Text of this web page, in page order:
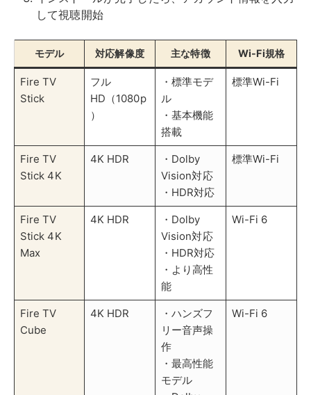
Fire TV
Max
4K HDR
・HDR対応
・より高性
能
4K HDR
・ハンズフ
リー音声操
作
・最高性能
モデル
・Dolby
Vision対応
楽天TV以外の対応配信サービスは、Prime Videoや
です。また、定期的なソフトウ
ェアアップデートにより、新機能の追加や性能の改善が
おこなわれるため、長期間快適に使用できます。
Fire TV Stickは、フルHD（1080p）までの解像度に対
応し、標準的な視聴に十分な性能です。Fire TV Stick
4KとFire TV Stick 4K Maxは、4K解像度とHDR、